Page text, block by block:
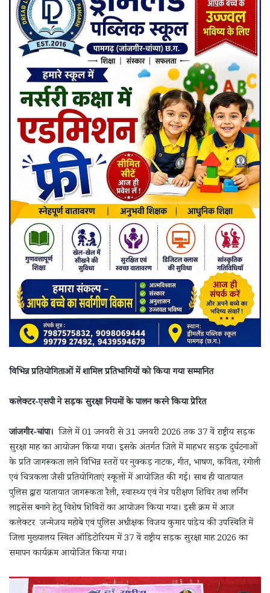
विभिन्न प्रतियोगिताओं में शामिल प्रतिभागियों को किया गया सम्मानित
कलेक्टर-एसपी ने सड़क सुरक्षा नियमों के पालन करने किया प्रेरित
जांजगीर-चांपा। जिले में 01 जनवरी से 31 जनवरी 2026 तक 37 वें राष्ट्रीय सड़क
सुरक्षा माह का आयोजन किया गया। इसके अंतर्गत जिले में माहभर सड़क दुर्घटनाओं
के प्रति जागरूकता लाने विभिन्न स्तरों पर नुक्कड़ नाटक, गीत, भाषण, कविता, रंगोली
एवं चित्रकला जैसी प्रतियोगिताएं स्कूलों में आयोजित की गईं। साथ ही यातायात
पुलिस द्वारा यातायात जागरूकता रैली, स्वास्थ्य एवं नेत्र परीक्षण शिविर तथा लर्निंग
लाइसेंस बनाने हेतु विशेष शिविरों का आयोजन किया गया। इसी क्रम में आज
कलेक्टर जन्मेजय महोबे एवं पुलिस अधीक्षक विजय कुमार पांडेय की उपस्थिति में
जिला मुख्यालय स्थित ऑडिटोरियम में 37 वें राष्ट्रीय सड़क सुरक्षा माह 2026 का
समापन कार्यक्रम आयोजित किया गया।